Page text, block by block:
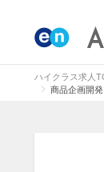
ハイクラス求人
商品企画開